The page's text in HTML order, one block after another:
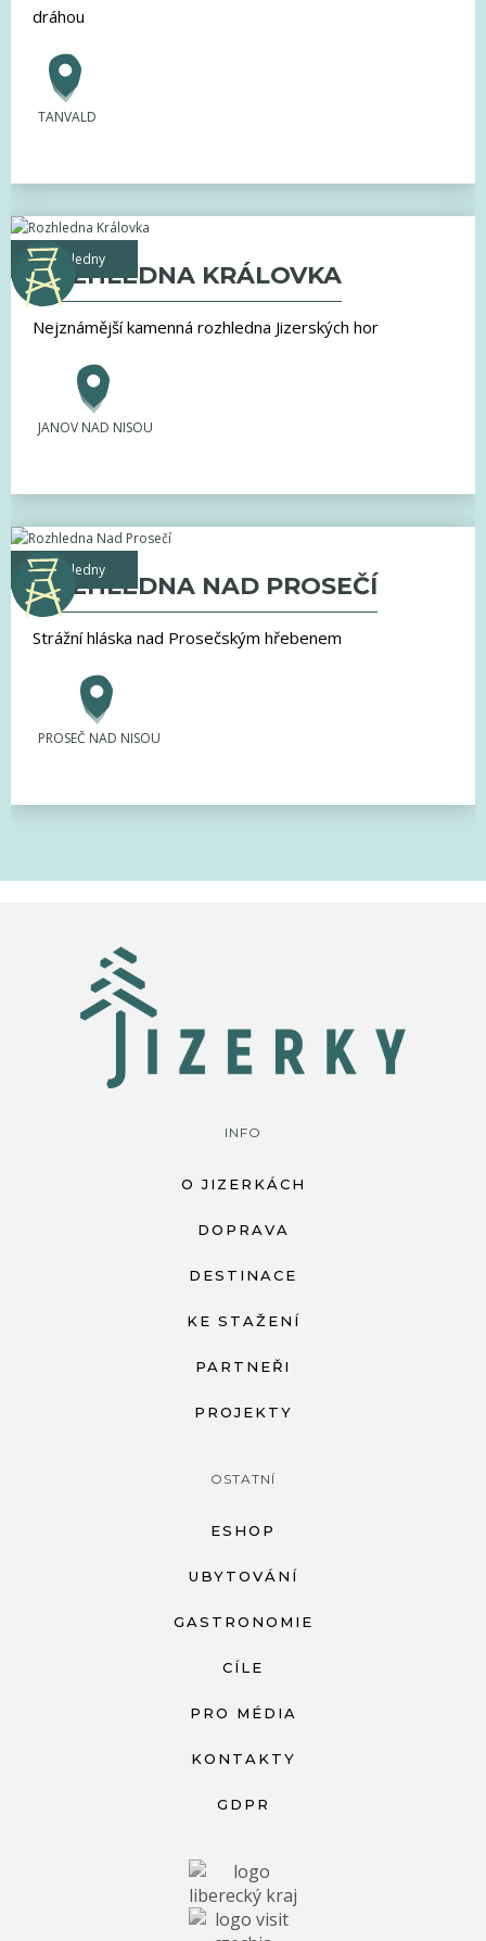
dráhou
TANVALD
rozhledny
ROZHLEDNA KRÁLOVKA
Nejznámější kamenná rozhledna Jizerských hor
JANOV NAD NISOU
rozhledny
ROZHLEDNA NAD PROSEČÍ
Strážní hláska nad Prosečským hřebenem
PROSEČ NAD NISOU
INFO
O JIZERKÁCH
DOPRAVA
DESTINACE
KE STAŽENÍ
PARTNEŘI
PROJEKTY
OSTATNÍ
ESHOP
UBYTOVÁNÍ
GASTRONOMIE
CÍLE
PRO MÉDIA
KONTAKTY
GDPR